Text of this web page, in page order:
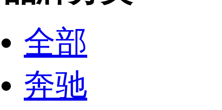
全部
奔驰